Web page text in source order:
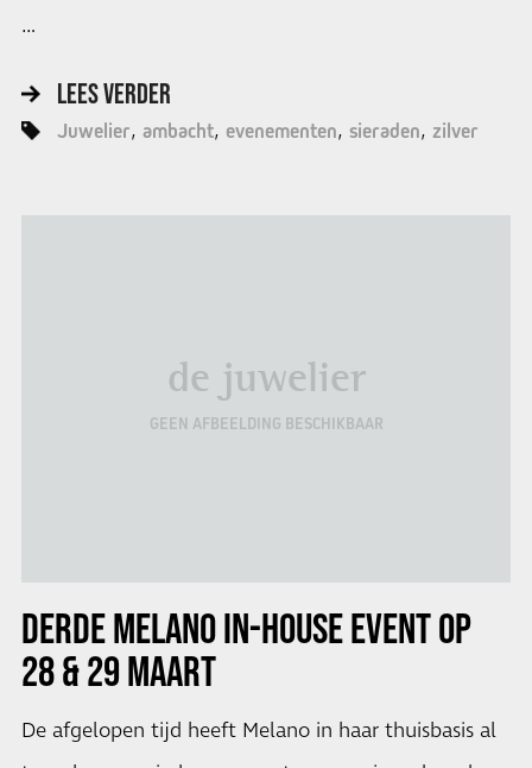
…
LEES VERDER
Juwelier ambacht evenementen sieraden zilver
de juwelier
GEEN AFBEELDING BESCHIKBAAR
DERDE MELANO IN-HOUSE EVENT OP
28 & 29 MAART
De afgelopen tijd heeft Melano in haar thuisbasis al